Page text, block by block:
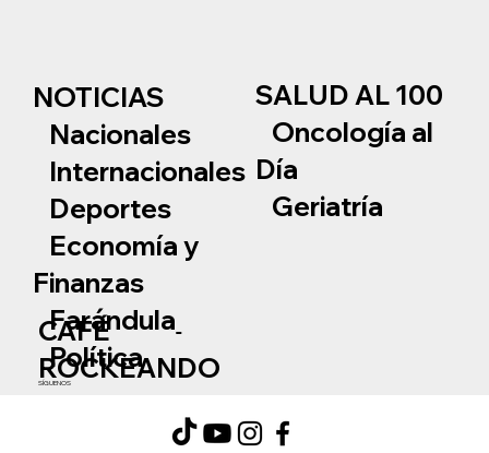
NOTICIAS
Nacionales
Internacionales
Deportes
Economía y
Finanzas
Farándula
Política
SALUD AL 100
Oncología al
Día
Geriatría
SÍGUENOS
CAFÉ
ROCKEANDO